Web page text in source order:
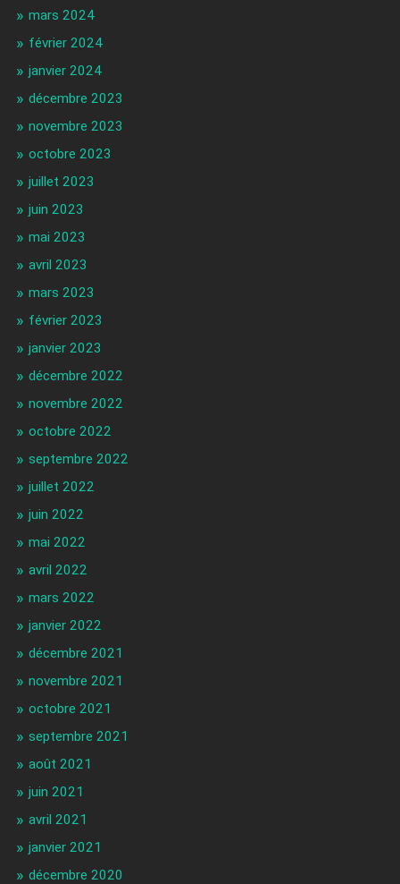
mars 2024
février 2024
janvier 2024
décembre 2023
novembre 2023
octobre 2023
juillet 2023
juin 2023
mai 2023
avril 2023
mars 2023
février 2023
janvier 2023
décembre 2022
novembre 2022
octobre 2022
septembre 2022
juillet 2022
juin 2022
mai 2022
avril 2022
mars 2022
janvier 2022
décembre 2021
novembre 2021
octobre 2021
septembre 2021
août 2021
juin 2021
avril 2021
janvier 2021
décembre 2020